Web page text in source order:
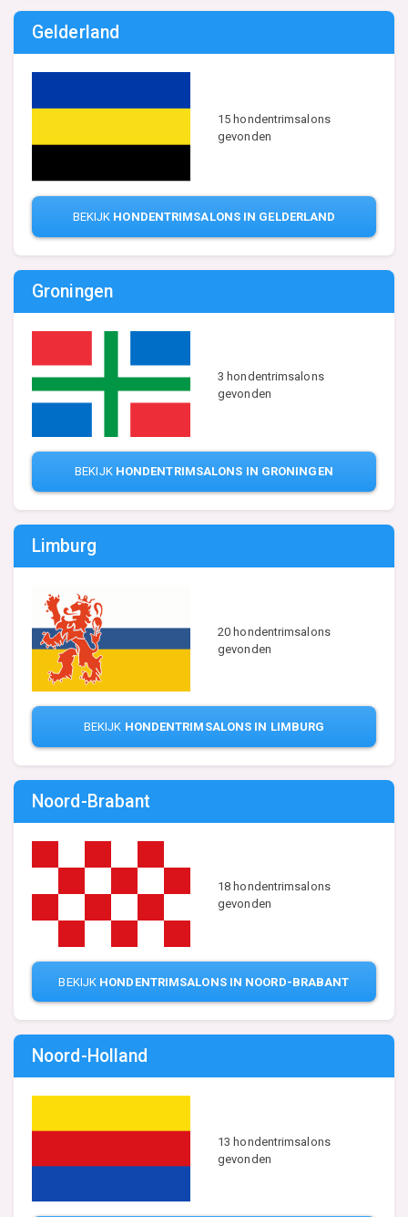
Gelderland
15 hondentrimsalons
gevonden
BEKIJK HONDENTRIMSALONS IN GELDERLAND
Groningen
3 hondentrimsalons
gevonden
BEKIJK HONDENTRIMSALONS IN GRONINGEN
Limburg
20 hondentrimsalons
gevonden
BEKIJK HONDENTRIMSALONS IN LIMBURG
Noord-Brabant
18 hondentrimsalons
gevonden
BEKIJK HONDENTRIMSALONS IN NOORD-BRABANT
Noord-Holland
13 hondentrimsalons
gevonden